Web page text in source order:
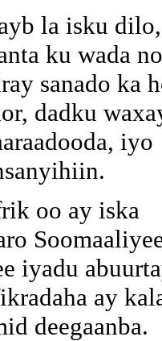
la isku dilo,
ku wada
sanado ka
dadku
iyo
oo ay iska
iyadu
ay
deegaanba.